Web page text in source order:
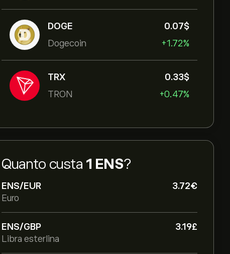
DOGE
Dogecoin
0.07‎$‎
+1.72%
TRX
TRON
0.33‎$‎
+0.47%
Quanto custa 1 ENS?
ENS/EUR
3.72‎€‎
Euro
ENS/GBP
3.19‎£‎
Libra esterlina